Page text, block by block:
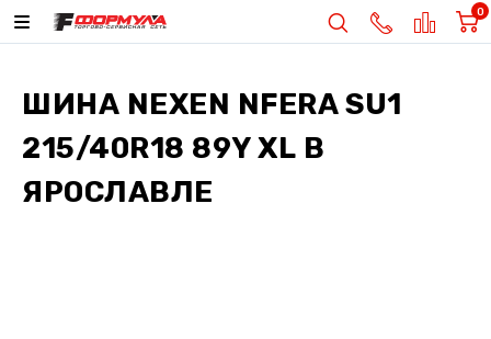
0
ШИНА NEXEN NFERA SU1
215/40R18 89Y XL В
ЯРОСЛАВЛЕ